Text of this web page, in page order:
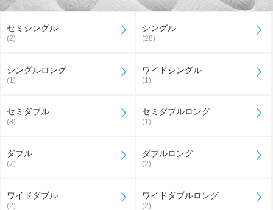
セミシングル
(2)
シングル
(28)
シングルロング
(1)
ワイドシングル
(1)
セミダブル
(8)
セミダブルロング
(1)
ダブル
(7)
ダブルロング
(2)
ワイドダブル
(2)
ワイドダブルロング
(2)